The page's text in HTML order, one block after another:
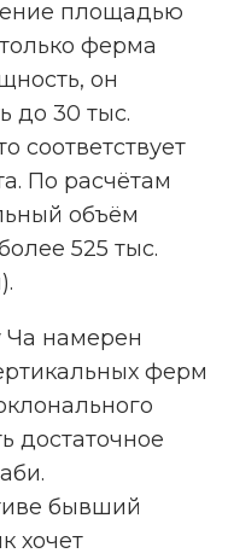
площадью
ферма
он
до 30 тыс.
соответствует
По расчётам
объём
525 тыс.
Ча намерен
ферм
достаточное
бывший
хочет